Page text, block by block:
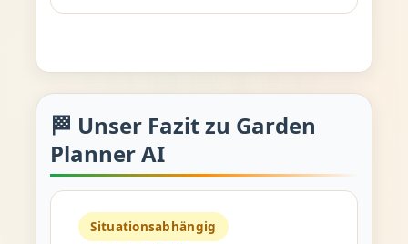
🏁 Unser Fazit zu Garden
Planner AI
Situationsabhängig